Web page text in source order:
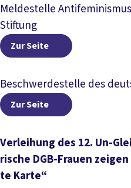
Meldestelle
Stiftung
Zur Seite Zur Seite
Beschwerdestelle des
Zur Seite Zur Seite
Ver­lei­hung des 12. Un-­
ri­sche DGB-Frau­en
te Kar­te“